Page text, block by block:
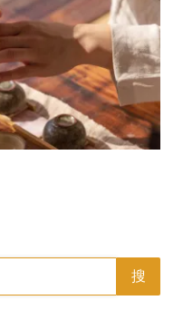
搜